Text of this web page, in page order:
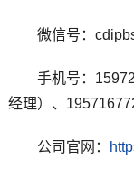
微信号：
手机号：
经理）、
公司官网：